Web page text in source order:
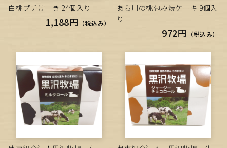
白桃プチけーき 24個入り
1,188円 （税込み）
あら川の桃包み焼ケーキ 9個入
り
972円 （税込み）